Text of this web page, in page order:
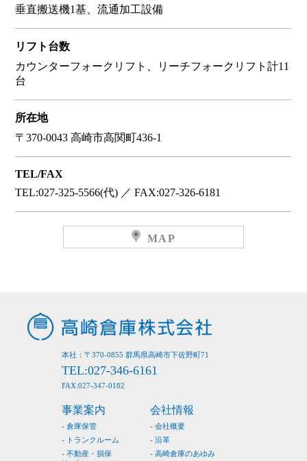
垂直搬送機1基、流通加工設備
リフト台数
カウンターフォークリフト、リーチフォークリフト計11
台
所在地
〒370-0043 高崎市高関町436-1
TEL/FAX
TEL:027-325-5566(代) ／ FAX:027-326-6181
MAP
本社：〒370-0855 群馬県高崎市下佐野町71
TEL:027-346-6161
FAX:027-347-0182
事業案内
倉庫保管
トランクルーム
不動産・損保
会社情報
会社概要
沿革
高崎倉庫のあゆみ